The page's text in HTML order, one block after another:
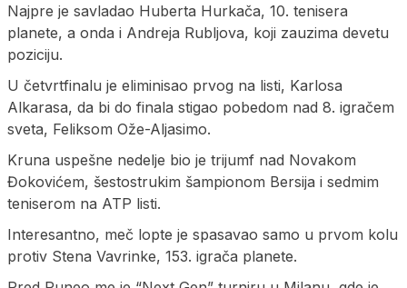
Najpre je savladao Huberta Hurkača, 10. tenisera
planete, a onda i Andreja Rubljova, koji zauzima devetu
poziciju.
U četvrtfinalu je eliminisao prvog na listi, Karlosa
Alkarasa, da bi do finala stigao pobedom nad 8. igračem
sveta, Feliksom Ože-Aljasimo.
Kruna uspešne nedelje bio je trijumf nad Novakom
Đokovićem, šestostrukim šampionom Bersija i sedmim
teniserom na ATP listi.
Interesantno, meč lopte je spasavao samo u prvom kolu
protiv Stena Vavrinke, 153. igrača planete.